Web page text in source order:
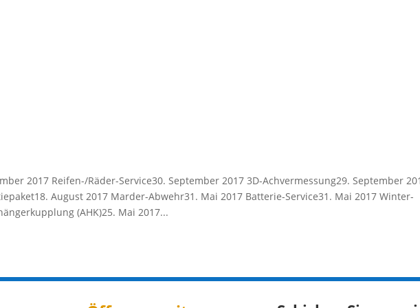
2017 Reifen-/Räder-Service30. September 2017 3D-Achvermessung29. September
August 2017 Marder-Abwehr31. Mai 2017 Batterie-Service31. Mai 2017 Winter-
(AHK)25. Mai 2017...